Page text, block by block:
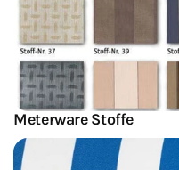
Meterware Stoffe